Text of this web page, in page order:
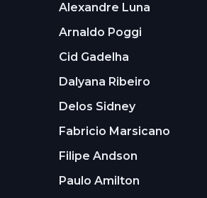
Alexandre Luna
Arnaldo Poggi
Cid Gadelha
Dalyana Ribeiro
Delos Sidney
Fabricio Marsicano
Filipe Andson
Paulo Amilton